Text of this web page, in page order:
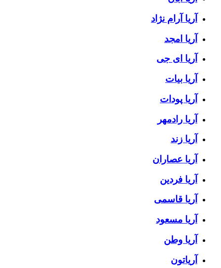
آریا آرام نژاد
آریا امجد
آریا ای جی
آریا بیات
آریا پودات
آریا رادمهر
آریا زند
آریا عصاران
آریا فردین
آریا قاسمی
آریا مسعود
آریا وطن
آریاتون